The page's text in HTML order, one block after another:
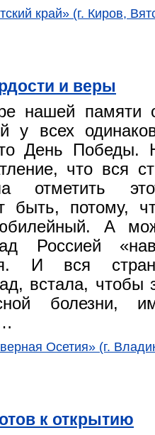
край» (г. Киров,
и веры
нашей памяти
у всех
День Победы.
что вся
отметить
быть, потому,
А
Россией
И вся
встала, чтобы
болезни,
Осетия» (г.
к открытию